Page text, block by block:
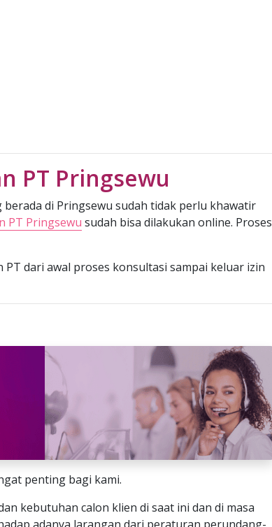
PT Pringsewu
di Pringsewu sudah tidak perlu khawatir
PT Pringsewu sudah bisa dilakukan online. Proses
dari awal proses konsultasi sampai keluar izin
penting bagi kami.
kebutuhan calon klien di saat ini dan di masa
adanya larangan dari peraturan perundang-